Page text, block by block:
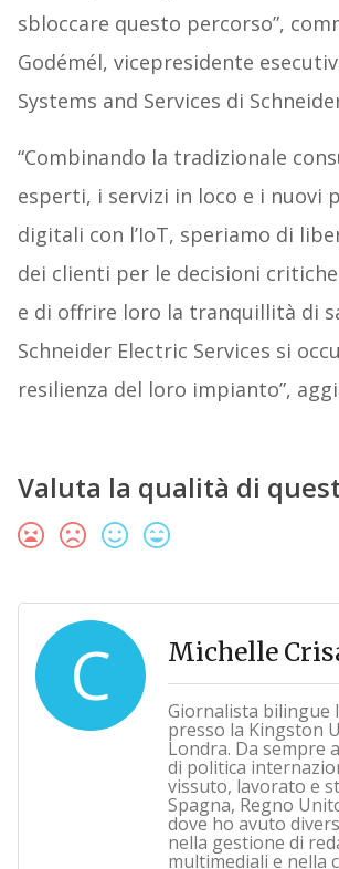
sbloccare questo percorso”,
Godémél, vicepresidente
Systems and Services di
“Combinando la tradizionale
esperti, i servizi in loco e i nuovi
digitali con l’IoT, speriamo di
dei clienti per le decisioni critiche
e di offrire loro la tranquillità di
Schneider Electric Services si
resilienza del loro impianto”,
Valuta la qualità di
C Michelle
Giornalista bilingue
presso la Kingston
Londra. Da sempre
di politica
vissuto, lavorato e
Spagna, Regno
dove ho avuto
nella gestione di
multimediali e nella